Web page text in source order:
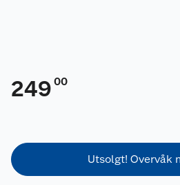
249 00
Utsolgt! Overvåk